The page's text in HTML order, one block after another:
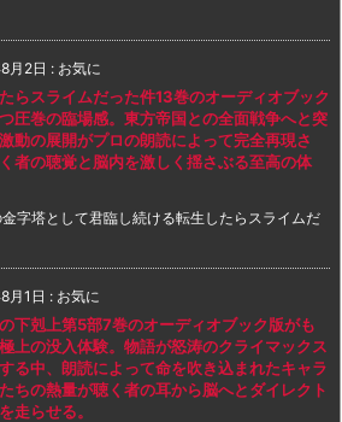
月2日 : お気に
らスライムだった件13巻のオーディオブック
圧巻の臨場感。東方帝国との全面戦争へと突
動の展開がプロの朗読によって完全再現さ
者の聴覚と脳内を激しく揺さぶる至高の体
字塔として君臨し続ける転生したらスライムだ
月1日 : お気に
下剋上第5部7巻のオーディオブック版がも
上の没入体験。物語が怒涛のクライマックス
る中、朗読によって命を吹き込まれたキャラ
ちの熱量が聴く者の耳から脳へとダイレクト
走らせる。